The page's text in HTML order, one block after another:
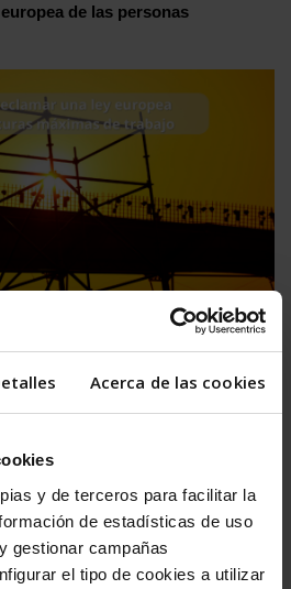
Acerca de las cookies
y de terceros para facilitar la
de estadísticas de uso
gestionar campañas
el tipo de cookies a utilizar
de las personas
por una directiva europea frente